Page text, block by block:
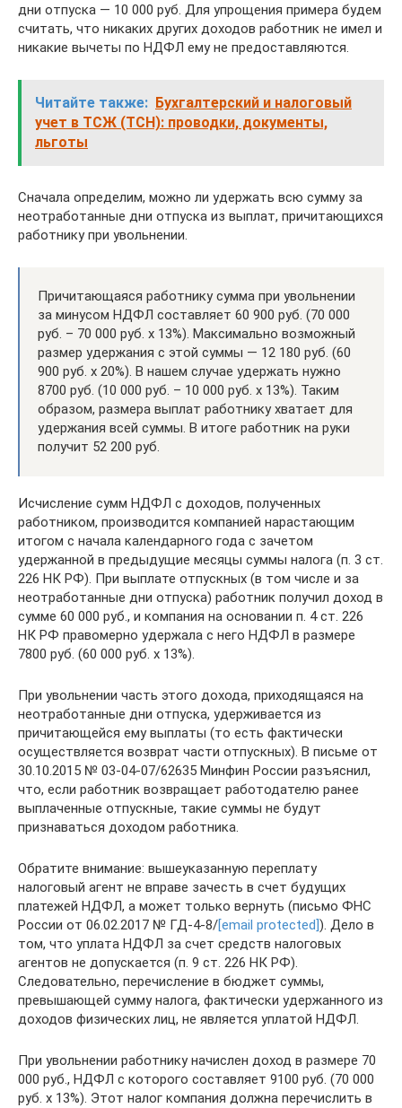
дни отпуска — 10 000 руб. Для упрощения примера будем
считать, что никаких других доходов работник не имел и
никакие вычеты по НДФЛ ему не предоставляются.
Читайте также: Бухгалтерский и налоговый
учет в ТСЖ (ТСН): проводки, документы,
льготы
Сначала определим, можно ли удержать всю сумму за
неотработанные дни отпуска из выплат, причитающихся
работнику при увольнении.
Причитающаяся работнику сумма при увольнении
за минусом НДФЛ составляет 60 900 руб. (70 000
руб. – 70 000 руб. х 13%). Максимально возможный
размер удержания с этой суммы — 12 180 руб. (60
900 руб. х 20%). В нашем случае удержать нужно
8700 руб. (10 000 руб. – 10 000 руб. х 13%). Таким
образом, размера выплат работнику хватает для
удержания всей суммы. В итоге работник на руки
получит 52 200 руб.
Исчисление сумм НДФЛ с доходов, полученных
работником, производится компанией нарастающим
итогом с начала календарного года с зачетом
удержанной в предыдущие месяцы суммы налога (п. 3 ст.
226 НК РФ). При выплате отпускных (в том числе и за
неотработанные дни отпуска) работник получил доход в
сумме 60 000 руб., и компания на основании п. 4 ст. 226
НК РФ правомерно удержала с него НДФЛ в размере
7800 руб. (60 000 руб. х 13%).
При увольнении часть этого дохода, приходящаяся на
неотработанные дни отпуска, удерживается из
причитающейся ему выплаты (то есть фактически
осуществляется возврат части отпускных). В письме от
30.10.2015 № 03-04-07/62635 Минфин России разъяснил,
что, если работник возвращает работодателю ранее
выплаченные отпускные, такие суммы не будут
признаваться доходом работника.
Обратите внимание: вышеуказанную переплату
налоговый агент не вправе зачесть в счет будущих
платежей НДФЛ, а может только вернуть (письмо ФНС
России от 06.02.2017 № ГД-4-8/[email protected]). Дело в
том, что уплата НДФЛ за счет средств налоговых
агентов не допускается (п. 9 ст. 226 НК РФ).
Следовательно, перечисление в бюджет суммы,
превышающей сумму налога, фактически удержанного из
доходов физических лиц, не является уплатой НДФЛ.
При увольнении работнику начислен доход в размере 70
000 руб., НДФЛ с которого составляет 9100 руб. (70 000
руб. х 13%). Этот налог компания должна перечислить в